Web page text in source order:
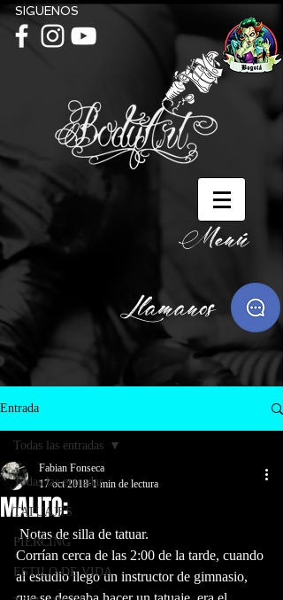
SIGUENOS
Menú
Llamanos
Entrada
Todas las entradas
TATUAJES
PIERCING
ESTILO DE VIDA
Todas las entradas
MALITO:
Fabian Fonseca
17 oct 2018 1 min de lectura
Notas de silla de tatuar.
Corrían cerca de las 2:00 de la tarde, cuando
al estudio llego un instructor de gimnasio,